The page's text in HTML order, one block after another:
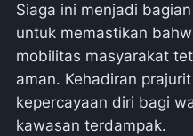
Siaga ini menjadi
untuk memastikan
mobilitas masyarakat
aman. Kehadiran
kepercayaan diri bagi
kawasan terdampak.